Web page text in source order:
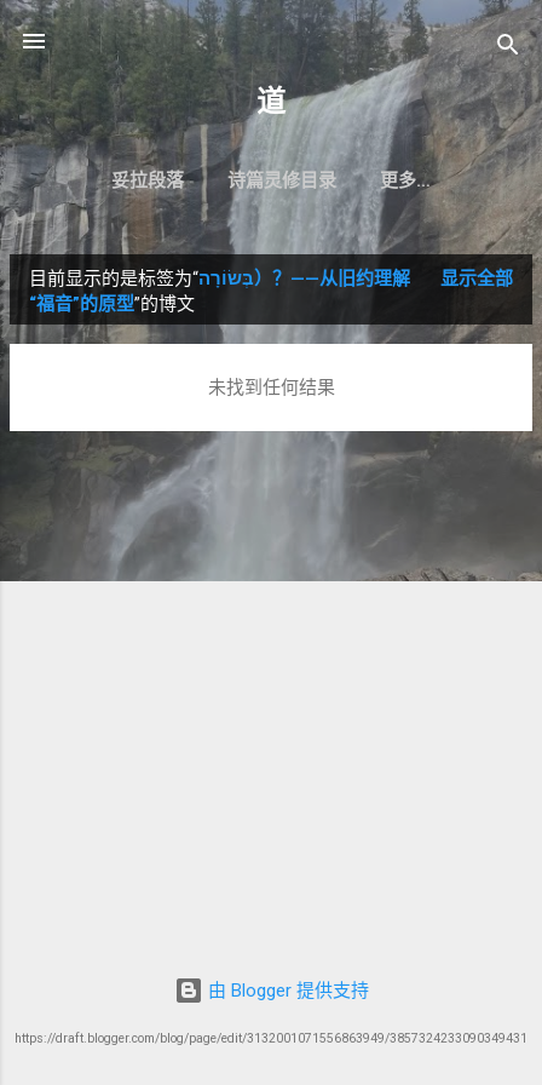
跳至主要内容
道
妥拉段落 诗篇灵修目录 更多…
博
文
目前显示的是标签为“בְּשׂוֹרָה）？——从旧约理解
“福音”的原型”的博文
显示全部
未找到任何结果
由 Blogger 提供支持
https://draft.blogger.com/blog/page/edit/3132001071556863949/3857324233090349431